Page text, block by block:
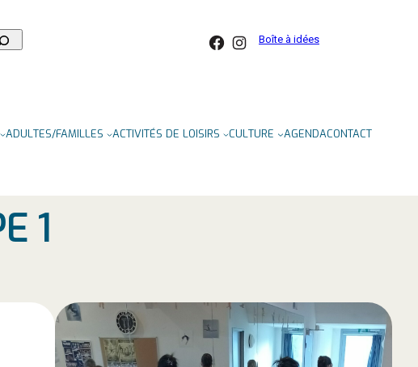
Facebook
Instagram
Boîte à idées
ADULTES/FAMILLES ACTIVITÉS DE LOISIRS CULTURE AGENDACONTACT
1